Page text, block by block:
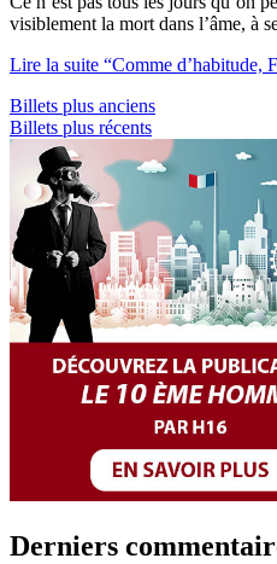
visiblement la mort dans l’âme, à
Lire la suite “Comme d’habitude,
Billets plus anciens
Billets plus récents
Derniers